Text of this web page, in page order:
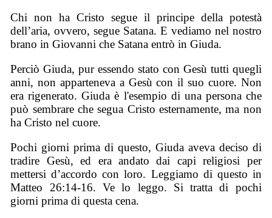
Chi non ha Cristo segue il principe della potestà
dell’aria, ovvero, segue Satana. E vediamo nel nostro
brano in Giovanni che Satana entrò in Giuda.
Perciò Giuda, pur essendo stato con Gesù tutti quegli
anni, non apparteneva a Gesù con il suo cuore. Non
era rigenerato. Giuda è l'esempio di una persona che
può sembrare che segua Cristo esternamente, ma non
ha Cristo nel cuore.
Pochi giorni prima di questo, Giuda aveva deciso di
tradire Gesù, ed era andato dai capi religiosi per
mettersi d’accordo con loro. Leggiamo di questo in
Matteo 26:14-16. Ve lo leggo. Si tratta di pochi
giorni prima di questa cena.